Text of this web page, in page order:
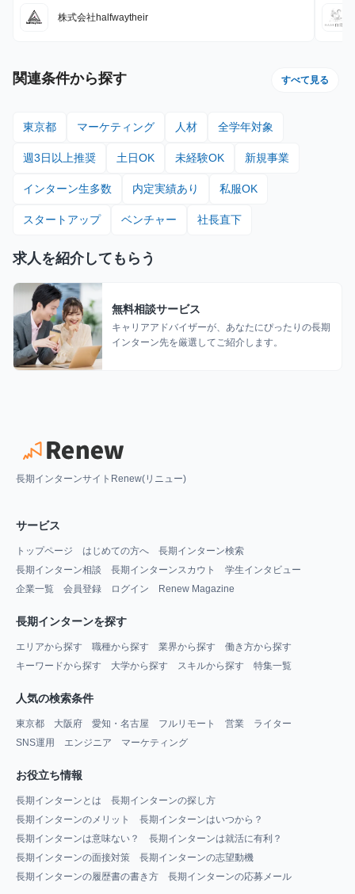
株式会社halfwaytheir
関連条件から探す すべて見る
東京都 マーケティング 人材 全学年対象
週3日以上推奨 土日OK 未経験OK 新規事業
インターン生多数 内定実績あり 私服OK
スタートアップ ベンチャー 社長直下
求人を紹介してもらう
無料相談サービス
キャリアアドバイザーが、あなたにぴったりの長期
インターン先を厳選してご紹介します。
長期インターンサイトRenew(リニュー)
サービス
トップページ はじめての方へ
長期インターン検索
長期インターン相談
長期インターンスカウト
学生インタビュー
企業一覧
会員登録 ログイン Renew Magazine
長期インターンを探す
エリアから探す 職種から探す 業界から探す
働き方から探す
キーワードから探す
大学から探す スキルから探す 特集一覧
人気の検索条件
東京都 大阪府 愛知・名古屋 フルリモート 営業
ライター
SNS運用
エンジニア マーケティング
お役立ち情報
長期インターンとは
長期インターンの探し方
長期インターンのメリット
長期インターンはいつから？
長期インターンは意味ない？
長期インターンは就活に有利？
長期インターンの面接対策
長期インターンの志望動機
長期インターンの履歴書の書き方
長期インターンの応募メール